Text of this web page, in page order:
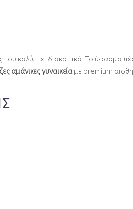
καλύπτει διακριτικά. Το ύφασμα
αμάνικες γυναικείαμε premium